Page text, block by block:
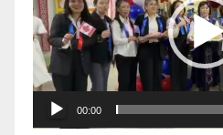
00:00